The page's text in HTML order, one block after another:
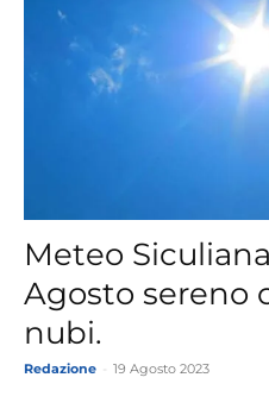
Meteo
Agosto sereno
nubi.
Redazione 19 Agosto 2023